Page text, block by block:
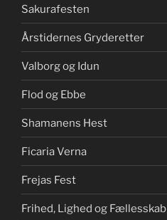
Sakurafesten
Årstidernes Gryderetter
Valborg og Idun
Flod og Ebbe
Shamanens Hest
Ficaria Verna
Frejas Fest
Frihed, Lighed og Fællesskab